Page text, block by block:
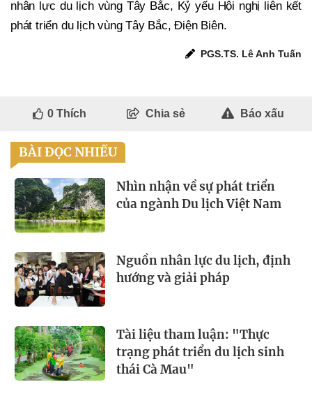
nhân lực du lịch vùng Tây Bắc, Kỷ yếu Hội nghị liên kết
phát triển du lịch vùng Tây Bắc, Điện Biên.
PGS.TS. Lê Anh Tuấn
0Thích Chia sẻ Báo xấu
BÀI ĐỌC NHIỀU
Nhìn nhận về sự phát triển
của ngành Du lịch Việt Nam
Nguồn nhân lực du lịch, định
hướng và giải pháp
Tài liệu tham luận: "Thực
trạng phát triển du lịch sinh
thái Cà Mau"